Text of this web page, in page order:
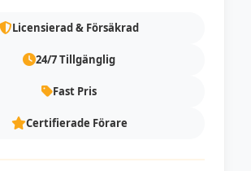
Licensierad & Försäkrad
24/7 Tillgänglig
Fast Pris
Certifierade Förare